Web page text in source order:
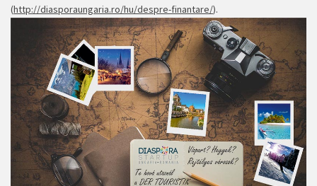
(http://diasporaungaria.ro/hu/despre-finantare/).